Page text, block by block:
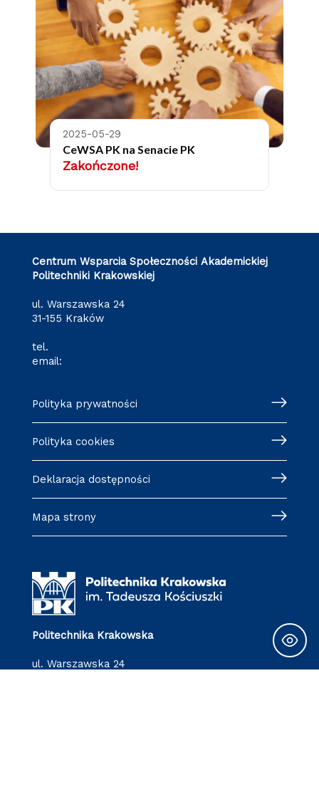
2025-05-29
CeWSA PK na Senacie PK
Zakończone!
Centrum Wsparcia Społeczności Akademickiej
Politechniki Krakowskiej
ul. Warszawska 24
31-155 Kraków
tel.
email:
Polityka prywatności
Polityka cookies
Deklaracja dostępności
Mapa strony
Politechnika Krakowska
ul. Warszawska 24